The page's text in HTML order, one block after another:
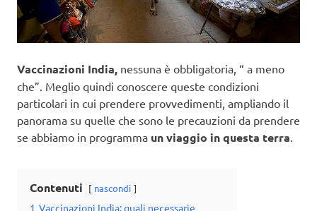
Vaccinazioni India, nessuna è obbligatoria, “ a meno
che”. Meglio quindi conoscere queste condizioni
particolari in cui prendere provvedimenti, ampliando il
panorama su quelle che sono le precauzioni da prendere
se abbiamo in programma un viaggio in questa terra
Contenuti nascondi
1 Vaccinazioni India: quali necessarie